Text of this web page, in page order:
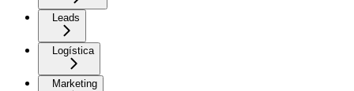
Leads
Logística
Marketing